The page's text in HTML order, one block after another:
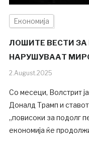
Економија
ЛОШИТЕ ВЕСТИ
НАРУШУВААТ
2.August.2025
Со месеци, Волстрит
Доналд Трамп и
„повисоки за подолг
економија ќе